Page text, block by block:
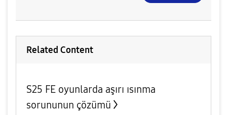
Related Content
S25 FE oyunlarda aşırı ısınma
sorununun çözümü